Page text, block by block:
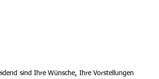
sind Ihre Wünsche, Ihre Vorstellungen